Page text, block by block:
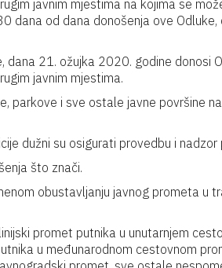
javnim mjestima na kojima se
dana od dana donošenja ove Odluke,
21. ožujka 2020. godine donosi
javnim mjestima.
parkove i sve ostale javne površine
dužni su osigurati provedbu i
što znači.
obustavljanju javnog prometa u
promet putnika u unutarnjem
u međunarodnom cestovnom